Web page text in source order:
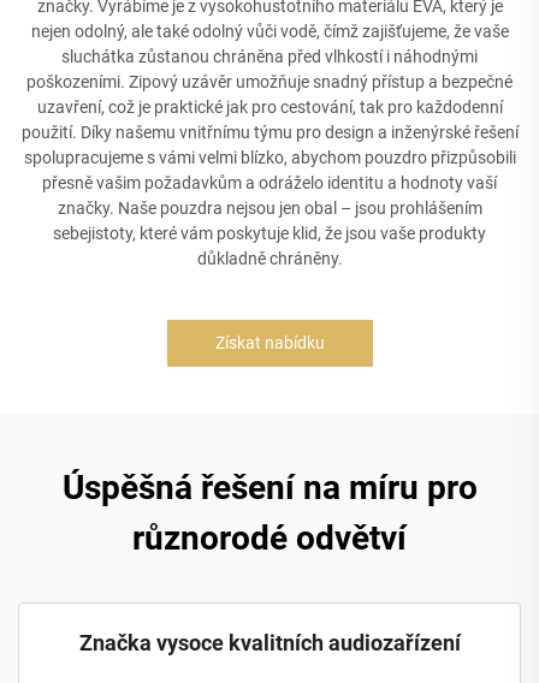
značky. Vyrábíme je z vysokohustotního materiálu EVA, který je
nejen odolný, ale také odolný vůči vodě, čímž zajišťujeme, že vaše
sluchátka zůstanou chráněna před vlhkostí i náhodnými
poškozeními. Zipový uzávěr umožňuje snadný přístup a bezpečné
uzavření, což je praktické jak pro cestování, tak pro každodenní
použití. Díky našemu vnitřnímu týmu pro design a inženýrské řešení
spolupracujeme s vámi velmi blízko, abychom pouzdro přizpůsobili
přesně vašim požadavkům a odráželo identitu a hodnoty vaší
značky. Naše pouzdra nejsou jen obal – jsou prohlášením
sebejistoty, které vám poskytuje klid, že jsou vaše produkty
důkladně chráněny.
Získat nabídku
Úspěšná řešení na míru pro
různorodé odvětví
Značka vysoce kvalitních audiozařízení